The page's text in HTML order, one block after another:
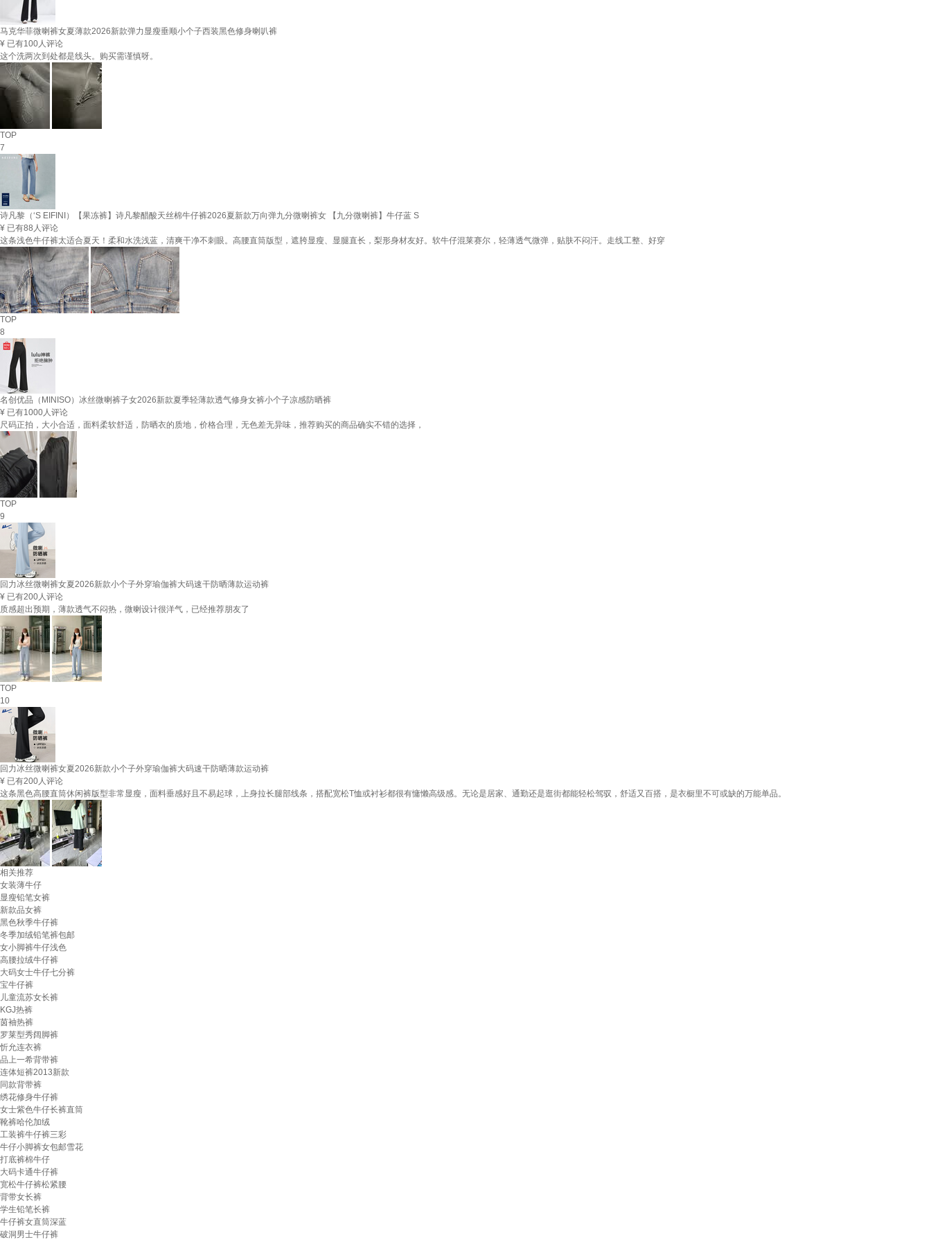
马克华菲微喇裤女夏薄款2026新款弹力显瘦垂顺小个子西装黑色修身喇叭裤
¥ 已有100人评论
这个洗两次到处都是线头。购买需谨慎呀。
TOP
7
诗凡黎（‘S EIFINI）【果冻裤】诗凡黎醋酸天丝棉牛仔裤2026夏新款万向弹九分微喇裤女 【九分微喇裤】牛仔蓝 S
¥ 已有88人评论
这条浅色牛仔裤太适合夏天！柔和水洗浅蓝，清爽干净不刺眼。高腰直筒版型，遮胯显瘦、显腿直长，梨形身材友好。软牛仔混莱赛尔，轻薄透气微弹，贴肤不闷汗。走线工整、好穿
TOP
8
名创优品（MINISO）冰丝微喇裤子女2026新款夏季轻薄款透气修身女裤小个子凉感防晒裤
¥ 已有1000人评论
尺码正拍，大小合适，面料柔软舒适，防晒衣的质地，价格合理，无色差无异味，推荐购买的商品确实不错的选择，
TOP
9
回力冰丝微喇裤女夏2026新款小个子外穿瑜伽裤大码速干防晒薄款运动裤
¥ 已有200人评论
质感超出预期，薄款透气不闷热，微喇设计很洋气，已经推荐朋友了
TOP
10
回力冰丝微喇裤女夏2026新款小个子外穿瑜伽裤大码速干防晒薄款运动裤
¥ 已有200人评论
这条黑色高腰直筒休闲裤版型非常显瘦，面料垂感好且不易起球，上身拉长腿部线条，搭配宽松T恤或衬衫都很有慵懒高级感。无论是居家、通勤还是逛街都能轻松驾驭，舒适又百搭，是衣橱里不可或缺的万能单品。
相关推荐
女装薄牛仔
显瘦铅笔女裤
新款品女裤
黑色秋季牛仔裤
冬季加绒铅笔裤包邮
女小脚裤牛仔浅色
高腰拉绒牛仔裤
大码女士牛仔七分裤
宝牛仔裤
儿童流苏女长裤
KGJ热裤
茵袖热裤
罗莱型秀阔脚裤
忻允连衣裤
品上一希背带裤
连体短裤2013新款
同款背带裤
绣花修身牛仔裤
女士紫色牛仔长裤直筒
靴裤哈伦加绒
工装裤牛仔裤三彩
牛仔小脚裤女包邮雪花
打底裤棉牛仔
大码卡通牛仔裤
宽松牛仔裤松紧腰
背带女长裤
学生铅笔长裤
牛仔裤女直筒深蓝
破洞男士牛仔裤